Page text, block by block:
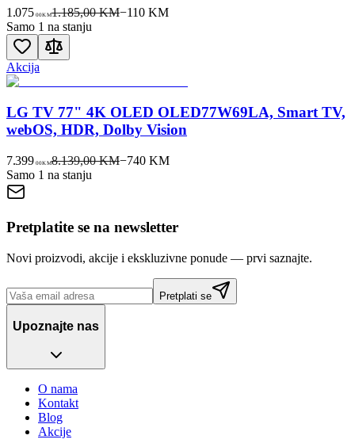
1.075 00KM1.185,00 KM−110KM
Samo 1 na stanju
Akcija
LG TV 77" 4K OLED OLED77W69LA, Smart TV,
webOS, HDR, Dolby Vision
7.399 00KM8.139,00 KM−740KM
Samo 1 na stanju
Pretplatite se na newsletter
Novi proizvodi, akcije i ekskluzivne ponude — prvi saznajte.
Pretplati se
Upoznajte nas
O nama
Kontakt
Blog
Akcije